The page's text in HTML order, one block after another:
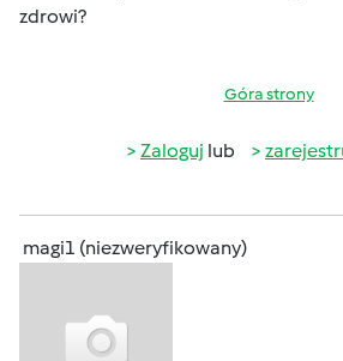
zdrowi?
Góra strony
Zaloguj lub
magi1 (niezweryfikowany)